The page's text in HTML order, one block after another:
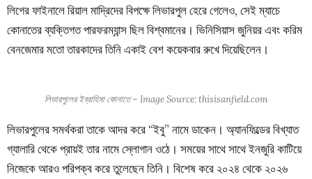
লিগের ফাইনালে রিয়াল মাদ্রিদের বিপক্ষে লিভারপুল হেরে গেলেও, সেই ম্যাচে
কোনাতের ব্যক্তিগত পারফরম্যান্স ছিল বিশ্বমানের। ভিনিসিয়াস জুনিয়র এবং করিম
বেনজেমার মতো তারকাদের তিনি একাই বেশ কয়েকবার রুখে দিয়েছিলেন।
লিভারপুলের ইব্রাহিমা কোনাতে – Image Source: thisisanfield.com
লিভারপুলের সমর্থকরা তাকে আদর করে “ইবু” নামে ডাকেন। অ্যানফিল্ডের বিখ্যাত
গ্যালারি থেকে প্রায়ই তার নামে স্লোগান ওঠে। সময়ের সাথে সাথে ইনজুরি কাটিয়ে
নিজেকে আরও পরিপক্ব করে তুলেছেন তিনি। বিশেষ করে ২০২৪ থেকে ২০২৬